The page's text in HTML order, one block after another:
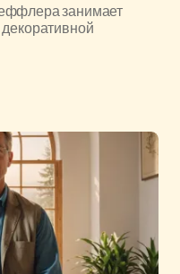
занимает